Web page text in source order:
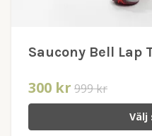
Saucony Bell Lap
300 kr 999 kr
Välj